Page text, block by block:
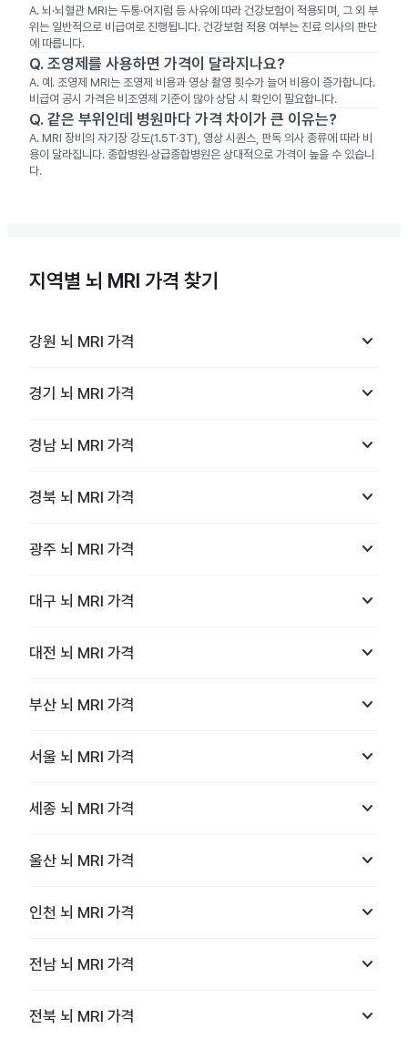
A. 뇌·뇌혈관 MRI는 두통·어지럼 등 사유에 따라 건강보험이 적용되며, 그 외 부
위는 일반적으로 비급여로 진행됩니다. 건강보험 적용 여부는 진료 의사의 판단
에 따릅니다.
Q. 조영제를 사용하면 가격이 달라지나요?
A. 예. 조영제 MRI는 조영제 비용과 영상 촬영 횟수가 늘어 비용이 증가합니다.
비급여 공시 가격은 비조영제 기준이 많아 상담 시 확인이 필요합니다.
Q. 같은 부위인데 병원마다 가격 차이가 큰 이유는?
A. MRI 장비의 자기장 강도(1.5T·3T), 영상 시퀀스, 판독 의사 종류에 따라 비
용이 달라집니다. 종합병원·상급종합병원은 상대적으로 가격이 높을 수 있습니
다.
지역별 뇌 MRI 가격 찾기
강원 뇌 MRI 가격 keyboard_arrow_down
경기 뇌 MRI 가격 keyboard_arrow_down
경남 뇌 MRI 가격 keyboard_arrow_down
경북 뇌 MRI 가격 keyboard_arrow_down
광주 뇌 MRI 가격 keyboard_arrow_down
대구 뇌 MRI 가격 keyboard_arrow_down
대전 뇌 MRI 가격 keyboard_arrow_down
부산 뇌 MRI 가격 keyboard_arrow_down
서울 뇌 MRI 가격 keyboard_arrow_down
세종 뇌 MRI 가격 keyboard_arrow_down
울산 뇌 MRI 가격 keyboard_arrow_down
인천 뇌 MRI 가격 keyboard_arrow_down
전남 뇌 MRI 가격 keyboard_arrow_down
전북 뇌 MRI 가격 keyboard_arrow_down